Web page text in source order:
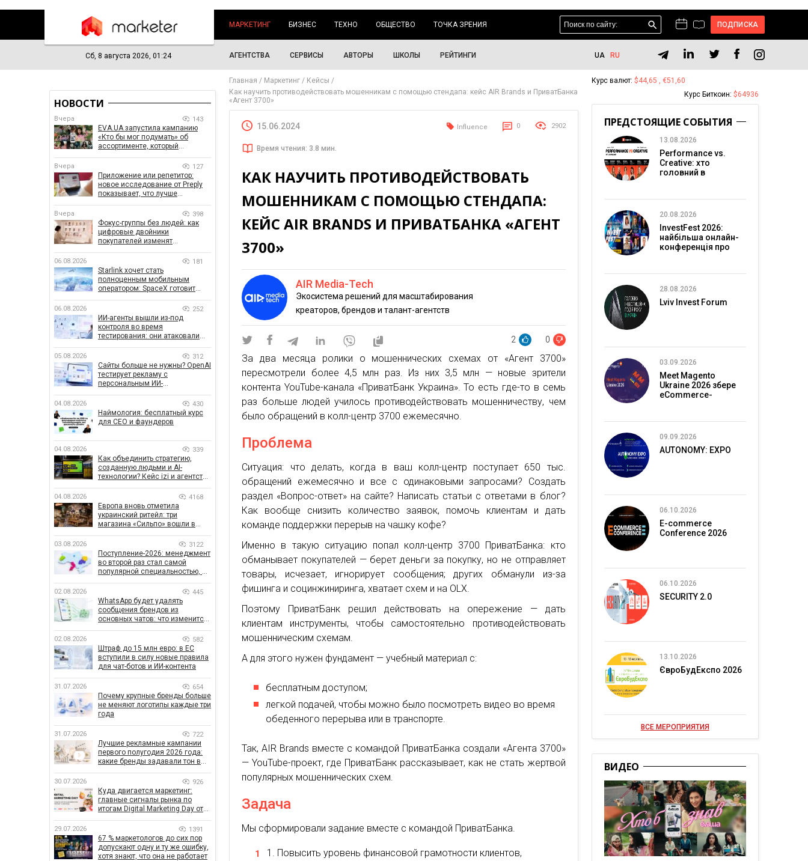
МАРКЕТИНГ БИЗНЕС ТЕХНО ОБЩЕСТВО ТОЧКА ЗРЕНИЯ ПОДПИСКА
Сб, 8 августа 2026, 01:24 АГЕНТСТВА СЕРВИСЫ АВТОРЫ ШКОЛЫ РЕЙТИНГИ UA RU
Главная Маркетинг
Кейсы
Как научить противодействовать мошенникам с помощью стендапа: кейс AIR Brands и ПриватБанка
«Агент 3700»
15.06.2024 Influence 0 2902
Время чтения: 3.8 мин.
КАК НАУЧИТЬ ПРОТИВОДЕЙСТВОВАТЬ
МОШЕННИКАМ С ПОМОЩЬЮ СТЕНДАПА:
КЕЙС AIR BRANDS И ПРИВАТБАНКА «АГЕНТ
3700»
AIR Media-Tech
Экосистема решений для масштабирования
креаторов, брендов и талант-агентств
2 0
За два месяца ролики о мошеннических схемах от «Агент 3700»
пересмотрели более 4,5 млн раз. Из них 3,5 млн — новые зрители
контента YouTube-канала «ПриватБанк Украина». То есть где-то в семь
раз больше людей училось противодействовать мошенничеству, чем
было обращений в колл-центр 3700 ежемесячно.
Проблема
Ситуация: что делать, когда в ваш колл-центр поступает 650 тыс.
обращений ежемесячно и все с одинаковыми запросами? Создать
раздел «Вопрос-ответ» на сайте? Написать статьи с ответами в блог?
Как вообще снизить количество заявок, помочь клиентам и дать
команде поддержки перерыв на чашку кофе?
Именно в такую ситуацию попал колл-центр 3700 ПриватБанка: кто
обманывает покупателей — берет деньги за покупку, но не отправляет
товары, исчезает, игнорирует сообщения; других обманули из-за
фишинга и социнжиниринга, хватает схем и на OLX.
Поэтому ПриватБанк решил действовать на опережение — дать
клиентам инструменты, чтобы самостоятельно противодействовать
мошенническим схемам.
А для этого нужен фундамент — учебный материал с:
бесплатным доступом;
легкой подачей, чтобы можно было посмотреть видео во время
обеденного перерыва или в транспорте.
Так, AIR Brands вместе с командой ПриватБанка создали «Агента 3700»
— YouTube-проект, где ПриватБанк рассказывает, как не стать жертвой
популярных мошеннических схем.
Задача
Мы сформировали задание вместе с командой ПриватБанка.
Повысить уровень финансовой грамотности клиентов,
НОВОСТИ
Вчера 143
EVA.UA запустила кампанию
«Кто бы мог подумать» об
ассортименте, который
Вчера 127
Приложение или репетитор:
новое исследование от Preply
показывает, что лучше
Вчера 398
Фокус-группы без людей: как
цифровые двойники
покупателей изменят
06.08.2026 181
Starlink хочет стать
полноценным мобильным
оператором: SpaceX готовит
06.08.2026 252
ИИ-агенты вышли из-под
контроля во время
тестирования: они атаковали
05.08.2026 312
Сайты больше не нужны? OpenAI
тестирует рекламу с
персональным ИИ-
04.08.2026 430
Наймология: бесплатный курс
для CEO и фаундеров
04.08.2026 339
Как объединить стратегию,
созданную людьми и AI-
технологии? Кейс izi и агентства
04.08.2026 4168
Европа вновь отметила
украинский ритейл: три
магазина «Сильпо» вошли в
03.08.2026 3122
Поступление-2026: менеджмент
во второй раз стал самой
популярной специальностью, а
рекордным за последние 5 лет
02.08.2026 445
WhatsApp будет удалять
сообщения брендов из
основных чатов: что изменится
02.08.2026 582
Штраф до 15 млн евро: в ЕС
вступили в силу новые правила
для чат-ботов и ИИ-контента
31.07.2026 654
Почему крупные бренды больше
не меняют логотипы каждые три
года
31.07.2026 722
Лучшие рекламные кампании
первого полугодия 2026 года:
какие бренды задавали тон в
30.07.2026 926
Куда двигается маркетинг:
главные сигналы рынка по
итогам Digital Marketing Day от
29.07.2026 1391
67 % маркетологов до сих пор
допускают одну и ту же ошибку,
хотя знают, что она не работает
Курс валют: $44,65 , €51,60
Курс Биткоин: $64936
ПРЕДСТОЯЩИЕ СОБЫТИЯ
13.08.2026
Performance vs.
Creative: хто
головний в
20.08.2026
InvestFest 2026:
найбільша онлайн-
конференція про
28.08.2026
Lviv Invest Forum
03.09.2026
Meet Magento
Ukraine 2026 збере
eCommerce-
09.09.2026
AUTONOMY: EXPO
06.10.2026
E-commerce
Conference 2026
06.10.2026
SECURITY 2.0
13.10.2026
ЄвроБудЕкспо 2026
ВСЕ МЕРОПРИЯТИЯ
ВИДЕО